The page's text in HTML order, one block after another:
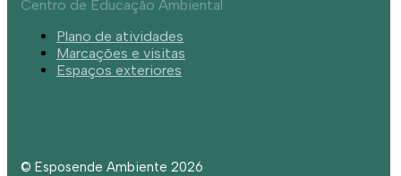
Centro de Educação Ambiental
Plano de atividades
Marcações e visitas
Espaços exteriores
© Esposende Ambiente 2026